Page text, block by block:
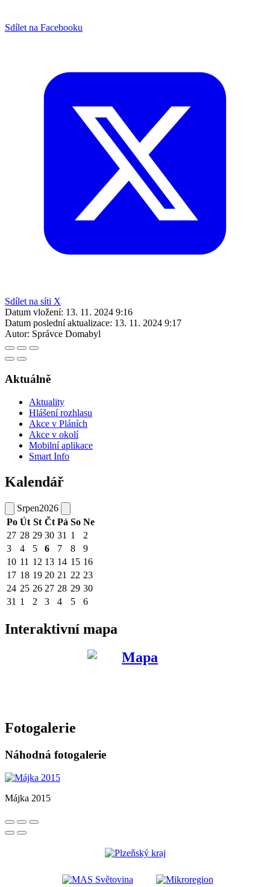
Sdílet na Facebooku
Sdílet na síti X
Datum vložení: 13. 11. 2024 9:16
Datum poslední aktualizace: 13. 11. 2024 9:17
Autor: Správce Domabyl
Aktuálně
Aktuality
Hlášení rozhlasu
Akce v Pláních
Akce v okolí
Mobilní aplikace
Smart Info
Kalendář
Srpen2026
Po Út St Čt Pá So Ne
27 28 29 30 31 1
2
3
4 5 6 7 8
9
10 11 12 13 14 15 16
17 18 19 20 21 22 23
24 25 26 27 28 29 30
31 1 2 3 4 5 6
Interaktivní mapa
Fotogalerie
Náhodná fotogalerie
Májka 2015